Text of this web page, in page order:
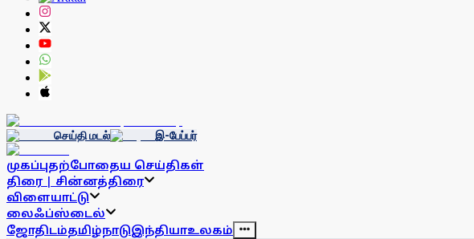
செய்தி மடல் இ-பேப்பர்
முகப்புதற்போதைய செய்திகள்
திரை | சின்னத்திரை
விளையாட்டு
லைஃப்ஸ்டைல்
ஜோதிடம்தமிழ்நாடுஇந்தியாஉலகம்